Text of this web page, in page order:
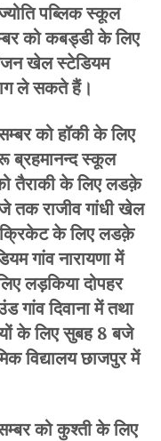
पब्लिक स्कूल
को कबड्डी के लिए
खेल स्टेडियम
ले सकते हैं।
को हॉकी के लिए
स्कूल
तैराकी के लिए लडक़े
तक राजीव गांधी खेल
क्रिकेट के लिए लडक़े
गांव नारायणा में
लड़किया दोपहर
गांव दिवाना में तथा
के लिए सुबह 8 बजे
विद्यालय छाजपुर में
को कुश्ती के लिए